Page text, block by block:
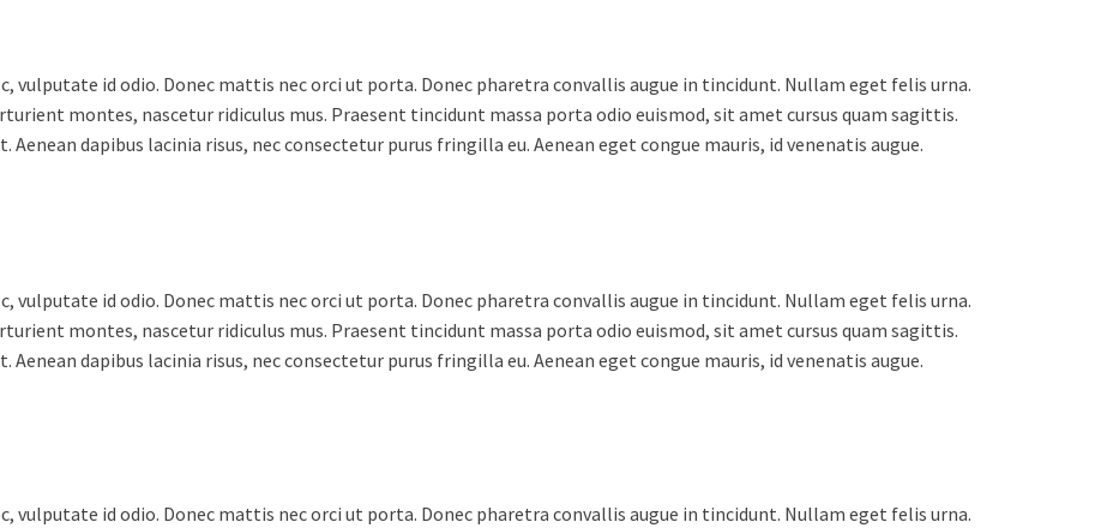
vulputate id odio. Donec mattis nec orci ut porta. Donec pharetra convallis augue in tincidunt. Nullam eget felis urna.
montes, nascetur ridiculus mus. Praesent tincidunt massa porta odio euismod, sit amet cursus quam sagittis.
dapibus lacinia risus, nec consectetur purus fringilla eu. Aenean eget congue mauris, id venenatis augue.
vulputate id odio. Donec mattis nec orci ut porta. Donec pharetra convallis augue in tincidunt. Nullam eget felis urna.
montes, nascetur ridiculus mus. Praesent tincidunt massa porta odio euismod, sit amet cursus quam sagittis.
dapibus lacinia risus, nec consectetur purus fringilla eu. Aenean eget congue mauris, id venenatis augue.
vulputate id odio. Donec mattis nec orci ut porta. Donec pharetra convallis augue in tincidunt. Nullam eget felis urna.